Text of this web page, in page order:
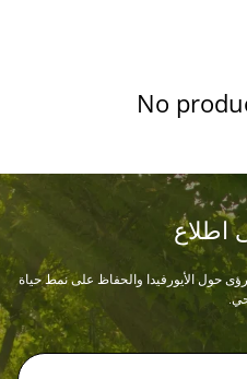
No
اطلاع
حول الأيورفيدا والحفاظ على نمط حياة